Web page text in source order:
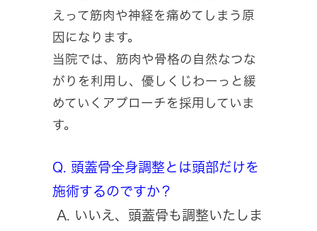
えって筋肉や神経を痛めてしまう原
因になります。
当院では、筋肉や骨格の自然なつな
がりを利用し、優しくじわーっと緩
めていくアプローチを採用していま
す。
Q. 頭蓋骨全身調整とは頭部だけを
施術するのですか？
A. いいえ、頭蓋骨も調整いたしま